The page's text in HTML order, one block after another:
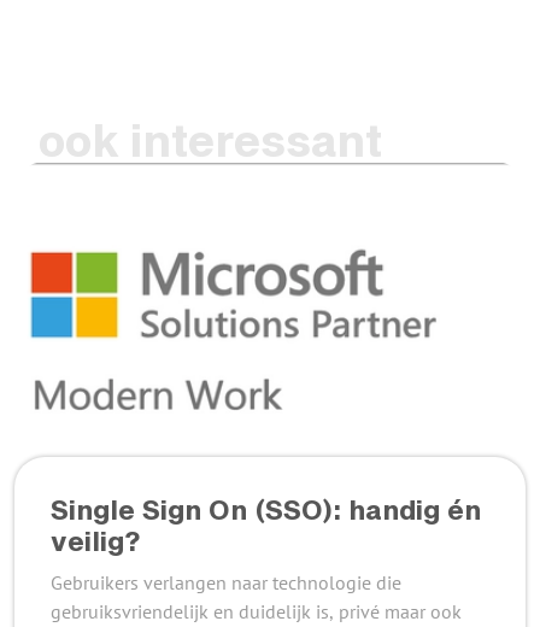
ook interessant
Single Sign On (SSO): handig én
veilig?
Gebruikers verlangen naar technologie die
gebruiksvriendelijk en duidelijk is, privé maar ook